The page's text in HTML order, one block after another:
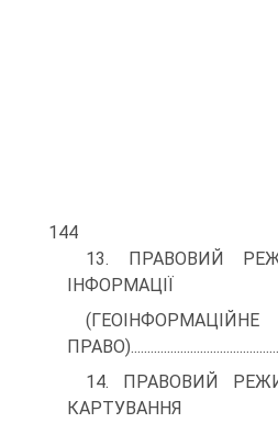
144
13. ПРАВОВИЙ
ІНФОРМАЦІЇ
(ГЕОІНФОРМАЦІЙНЕ
14. ПРАВОВИЙ
КАРТУВАННЯ